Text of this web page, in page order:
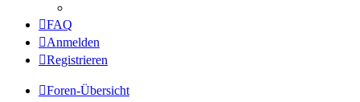
FAQ
Anmelden
Registrieren
Foren-Übersicht